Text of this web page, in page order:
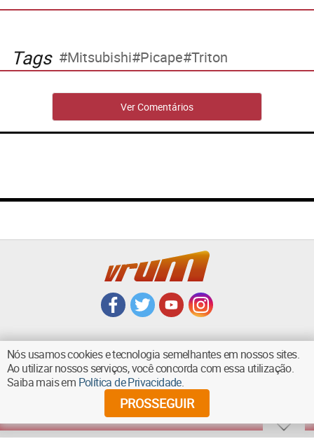
Tags Mitsubishi Picape Triton
Ver Comentários
VOLTAR AO TOPO
Diários Associados - Todos os direitos reservados
Nós usamos cookies e tecnologia semelhantes em nossos sites.
Ao utilizar nossos serviços, você concorda com essa utilização.
Saiba mais em Política de Privacidade.
PROSSEGUIR